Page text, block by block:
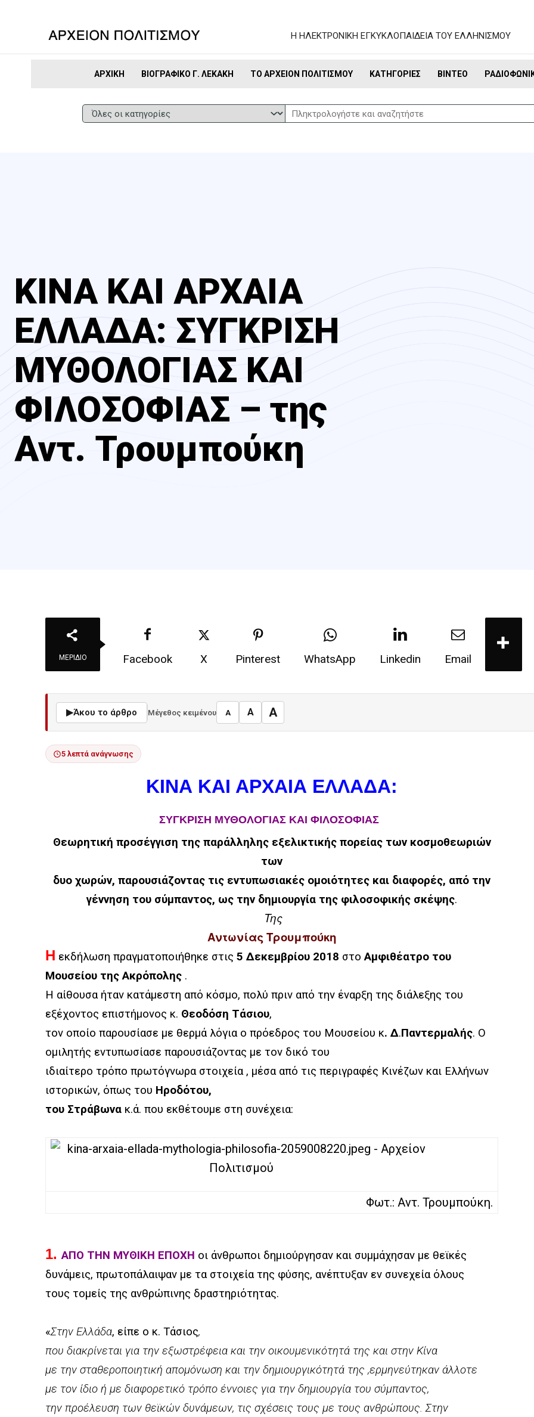
Η ΗΛΕΚΤΡΟΝΙΚΗ ΕΓΚΥΚΛΟΠΑΙΔΕΙΑ ΤΟΥ ΕΛΛΗΝΙΣΜΟΥ
ΑΡΧΙΚΉ ΒΙΟΓΡΑΦΙΚΌ Γ. ΛΕΚΆΚΗ ΤΟ ΑΡΧΕΊΟΝ ΠΟΛΙΤΙΣΜΟΎ ΚΑΤΗΓΟΡΊΕΣ ΒΊΝΤΕΟ
ΚΙΝΑ ΚΑΙ ΑΡΧΑΙΑ
ΕΛΛΑΔΑ: ΣΥΓΚΡΙΣΗ
ΜΥΘΟΛΟΓΙΑΣ ΚΑΙ
ΦΙΛΟΣΟΦΙΑΣ – της
Αντ. Τρουμπούκη
ΜΕΡΊΔΙΟ Facebook X Pinterest WhatsApp Linkedin Email
▶Άκου το άρθρο Μέγεθος κειμένου A A A
5 λεπτά ανάγνωσης
ΚΙΝΑ ΚΑΙ ΑΡΧΑΙΑ ΕΛΛΑΔΑ:
ΣΥΓΚΡΙΣΗ ΜΥΘΟΛΟΓΙΑΣ ΚΑΙ ΦΙΛΟΣΟΦΙΑΣ
Θεωρητική προσέγγιση της παράλληλης εξελικτικής πορείας των κοσμοθεωριών
των
δυο χωρών, παρουσιάζοντας τις εντυπωσιακές ομοιότητες και διαφορές, από την
γέννηση του σύμπαντος, ως την δημιουργία της φιλοσοφικής σκέψης.
Της
Αντωνίας Τρουμπούκη
Η εκδήλωση πραγματοποιήθηκε στις 5 Δεκεμβρίου 2018 στοΑμφιθέατρο του
Μουσείου της Ακρόπολης .
Η αίθουσα ήταν κατάμεστη από κόσμο, πολύ πριν από την έναρξη της διάλεξης του
εξέχοντος επιστήμονος κ. Θεοδόση Τάσιου,
τον οποίο παρουσίασε με θερμά λόγια ο πρόεδρος του Μουσείου κ. Δ.Παντερμαλής. Ο
ομιλητής εντυπωσίασε παρουσιάζοντας με τον δικό του
ιδιαίτερο τρόπο πρωτόγνωρα στοιχεία , μέσα από τις περιγραφές Κινέζων και Ελλήνων
ιστορικών, όπως του Ηροδότου,
του Στράβωνα κ.ά. που εκθέτουμε στη συνέχεια:
Φωτ.: Αντ. Τρουμπούκη.
1. ΑΠΟ ΤΗΝ ΜΥΘΙΚΗ ΕΠΟΧΗ οι άνθρωποι δημιούργησαν και συμμάχησαν με θεϊκές
δυνάμεις, πρωτοπάλαιψαν με τα στοιχεία της φύσης, ανέπτυξαν εν συνεχεία όλους
τους τομείς της ανθρώπινης δραστηριότητας.
«Στην Ελλάδα, είπε ο κ. Τάσιος,
που διακρίνεται για την εξωστρέφεια και την οικουμενικότητά της και στην Κίνα
με την σταθεροποιητική απομόνωση και την δημιουργικότητά της ,ερμηνεύτηκαν άλλοτε
με τον ίδιο ή με διαφορετικό τρόπο έννοιες για την δημιουργία του σύμπαντος,
την προέλευση των θεϊκών δυνάμεων, τις σχέσεις τους με τους ανθρώπους. Στην